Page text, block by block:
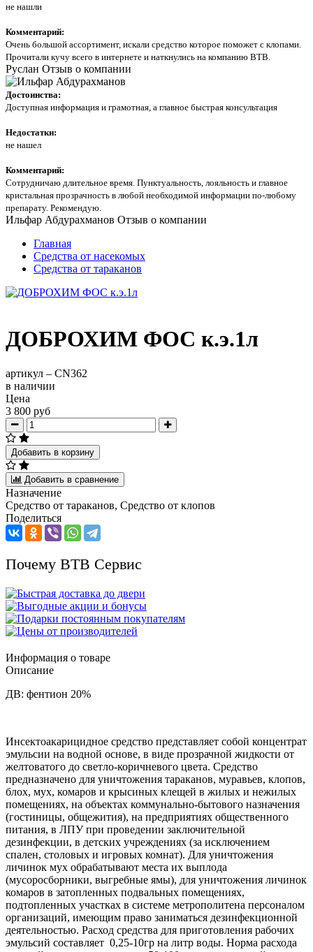
не нашли
Комментарий:
Очень большой ассортимент, искали средство которое поможет с клопами.
Прочитали кучу всего в интернете и наткнулись на компанию ВТВ.
Руслан Отзыв о компании
Достоинства:
Доступная информация и грамотная, а главное быстрая консультация
Недостатки:
не нашел
Комментарий:
Сотрудничаю длительное время. Пунктуальность, лояльность и главное
кристальная прозрачность в любой необходимой информации по-любому
препарату. Рекомендую.
Ильфар Абдурахманов Отзыв о компании
Главная
Средства от насекомых
Средства от тараканов
ДОБРОХИМ ФОС к.э.1л
артикул – CN362
в наличии
Цена
3 800 руб
Добавить в корзину
Добавить в сравнение
Назначение
Средство от тараканов, Средство от клопов
Поделиться
Почему ВТВ Сервис
Информация о товаре
Описание
ДВ: фентион 20%
Инсектоакарицидное средство представляет собой концентрат
эмульсии на водной основе, в виде прозрачной жидкости от
желтоватого до светло-коричневого цвета. Средство
предназначено для уничтожения тараканов, муравьев, клопов,
блох, мух, комаров и крысиных клещей в жилых и нежилых
помещениях, на объектах коммунально-бытового назначения
(гостиницы, общежития), на предприятиях общественного
питания, в ЛПУ при проведении заключительной
дезинфекции, в детских учреждениях (за исключением
спален, столовых и игровых комнат). Для уничтожения
личинок мух обрабатывают места их выплода
(мусоросборники, выгребные ямы), для уничтожения личинок
комаров в затопленных подвальных помещениях,
подтопленных участках в системе метрополитена персоналом
организаций, имеющим право заниматься дезинфекционной
деятельностью. Расход средства для приготовления рабочих
эмульсий составляет 0,25-10гр на литр воды. Норма расхода